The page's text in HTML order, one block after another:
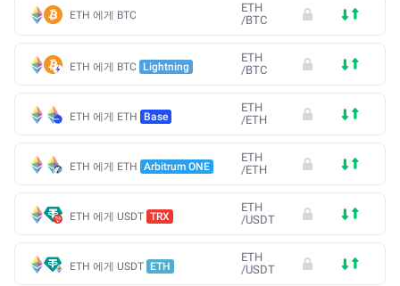
ETH 에게 BTC
ETH
/BTC
ETH 에게 BTC Lightning
ETH
/BTC
ETH 에게 ETH Base
ETH
/ETH
ETH 에게 ETH Arbitrum ONE
ETH
/ETH
ETH 에게 USDT TRX
ETH
/USDT
ETH 에게 USDT ETH
ETH
/USDT